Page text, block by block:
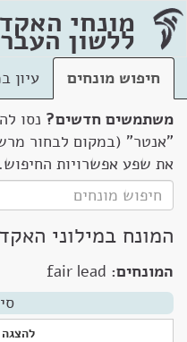
מונחי
ללשון
חיפוש מונחים
עיון
משתמשים חדשים? נסו
"אנטר" (במקום לבחור
את שפע אפשרויות החיפוש.
המונח במילוני
המונחים: fair lead